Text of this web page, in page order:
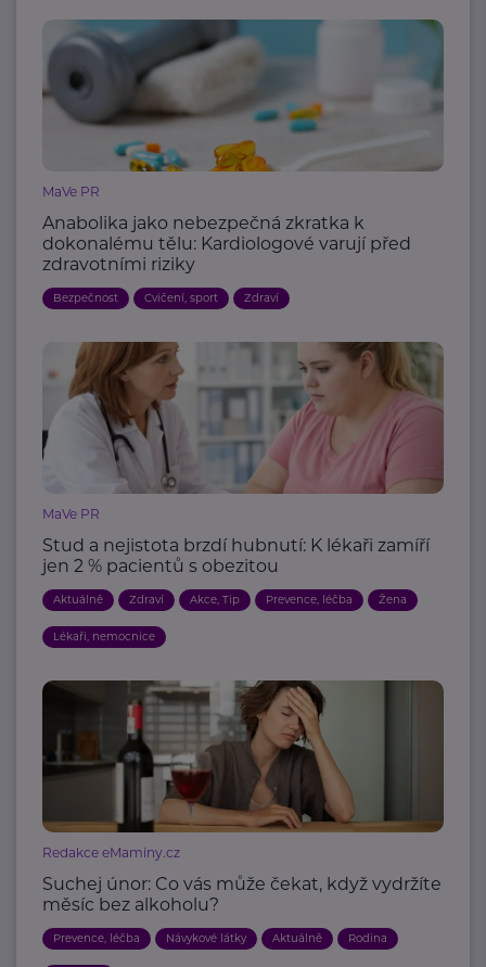
MaVe PR
Anabolika jako nebezpečná zkratka k
dokonalému tělu: Kardiologové varují před
zdravotními riziky
Bezpečnost Cvičení, sport Zdraví
MaVe PR
Stud a nejistota brzdí hubnutí: K lékaři zamíří
jen 2 % pacientů s obezitou
Aktuálně Zdraví Akce, Tip Prevence, léčba Žena
Lékaři, nemocnice
Redakce eMaminy.cz
Suchej únor: Co vás může čekat, když vydržíte
měsíc bez alkoholu?
Prevence, léčba Návykové látky Aktuálně Rodina